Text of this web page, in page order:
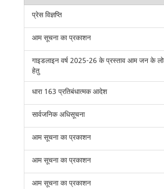
प्रेस विज्ञप्ति
आम सूचना का प्रकाशन
गाइडलाइन वर्ष 2025-26 के प्रस्ताव आम जन के
हेतु
धारा 163 प्रतिबंधात्मक आदेश
सार्वजनिक अधिसूचना
आम सूचना का प्रकाशन
आम सूचना का प्रकाशन
आम सूचना का प्रकाशन